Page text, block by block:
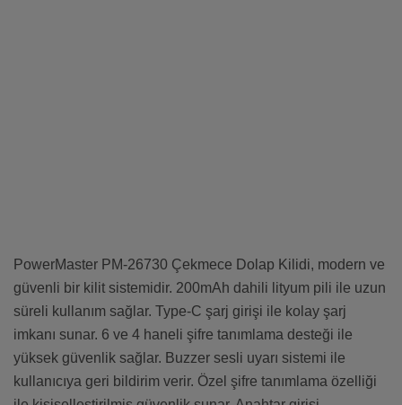
PowerMaster PM-26730 Çekmece Dolap Kilidi, modern ve
güvenli bir kilit sistemidir. 200mAh dahili lityum pili ile uzun
süreli kullanım sağlar. Type-C şarj girişi ile kolay şarj
imkanı sunar. 6 ve 4 haneli şifre tanımlama desteği ile
yüksek güvenlik sağlar. Buzzer sesli uyarı sistemi ile
kullanıcıya geri bildirim verir. Özel şifre tanımlama özelliği